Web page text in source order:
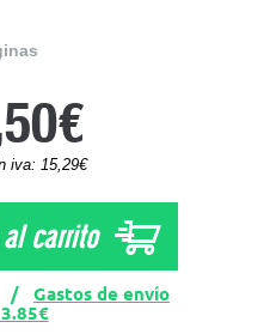
iva: 15,29€
carrito
/ Gastos de envío